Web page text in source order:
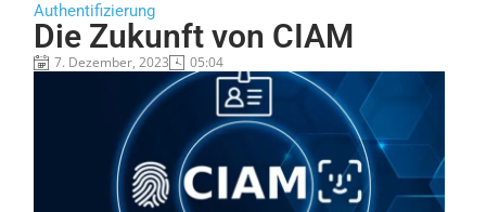
Authentifizierung
Die Zukunft von CIAM
7. Dezember, 2023 05:04